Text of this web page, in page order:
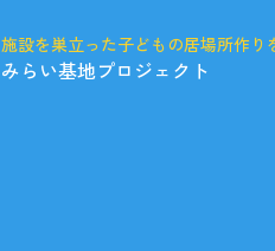
施設を巣立った子どもの居場所作り
みらい基地プロジェクト